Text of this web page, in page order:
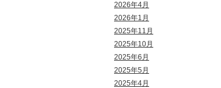
2026年4月
2026年1月
2025年11月
2025年10月
2025年6月
2025年5月
2025年4月